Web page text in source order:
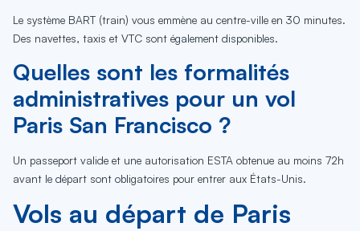
Le système BART (train) vous emmène au centre-ville en 30 minutes.
Des navettes, taxis et VTC sont également disponibles.
Quelles sont les formalités
administratives pour un vol
Paris San Francisco ?
Un passeport valide et une autorisation ESTA obtenue au moins 72h
avant le départ sont obligatoires pour entrer aux États-Unis.
Vols au départ de Paris